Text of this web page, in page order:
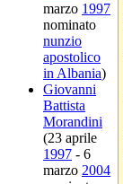
marzo 1997
nominato
nunzio
apostolico
in Albania)
Giovanni
Battista
Morandini
(23 aprile
1997 - 6
marzo 2004